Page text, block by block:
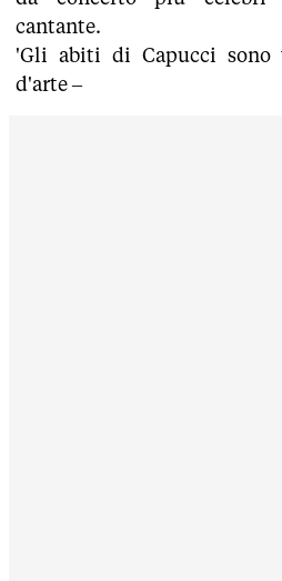
cantante.
'Gli abiti di Capucci sono
d'arte –